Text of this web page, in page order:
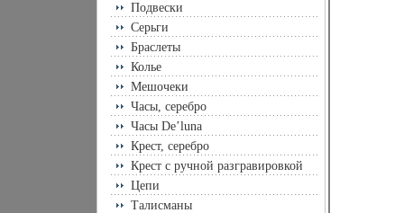
Подвески
Серьги
Браслеты
Колье
Мешочеки
Часы, серебро
Часы De’luna
Крест, серебро
Крест с ручной разгравировкой
Цепи
Талисманы